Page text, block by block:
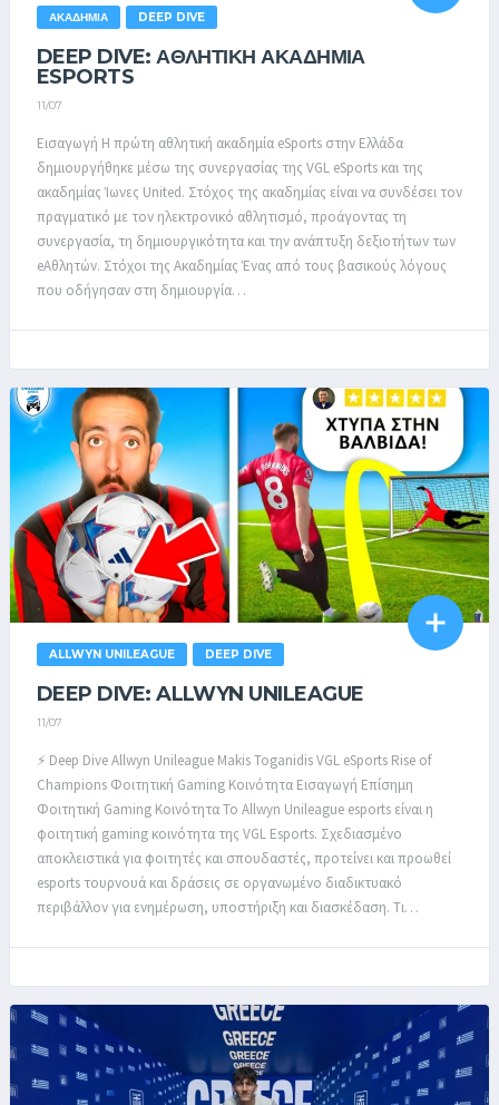
ΑΚΑΔΗΜΊΑ DEEP DIVE
DEEP DIVE: ΑΘΛΗΤΙΚΉ ΑΚΑΔΗΜΊΑ
ESPORTS
11/07
Εισαγωγή Η πρώτη αθλητική ακαδημία eSports στην Ελλάδα
δημιουργήθηκε μέσω της συνεργασίας της VGL eSports και της
ακαδημίας Ίωνες United. Στόχος της ακαδημίας είναι να συνδέσει τον
πραγματικό με τον ηλεκτρονικό αθλητισμό, προάγοντας τη
συνεργασία, τη δημιουργικότητα και την ανάπτυξη δεξιοτήτων των
eΑθλητών. Στόχοι της Ακαδημίας Ένας από τους βασικούς λόγους
που οδήγησαν στη δημιουργία…
ALLWYN UNILEAGUE DEEP DIVE
DEEP DIVE: ALLWYN UNILEAGUE
11/07
⚡ Deep Dive Allwyn Unileague Makis Toganidis VGL eSports Rise of
Champions Φοιτητική Gaming Κοινότητα Εισαγωγή Επίσημη
Φοιτητική Gaming Κοινότητα Το Allwyn Unileague esports είναι η
φοιτητική gaming κοινότητα της VGL Esports. Σχεδιασμένο
αποκλειστικά για φοιτητές και σπουδαστές, προτείνει και προωθεί
esports τουρνουά και δράσεις σε οργανωμένο διαδικτυακό
περιβάλλον για ενημέρωση, υποστήριξη και διασκέδαση. Τι…